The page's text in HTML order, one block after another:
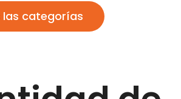
las categorías